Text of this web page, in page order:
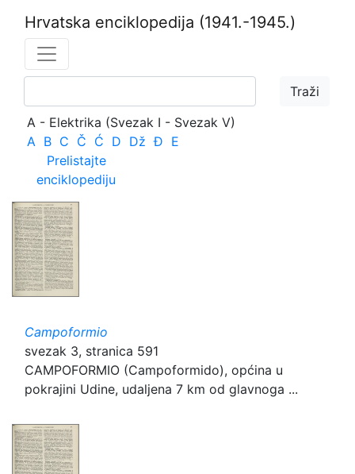
Hrvatska enciklopedija (1941.-1945.)
A - Elektrika (Svezak I - Svezak V)
A B C Č Ć D Dž Đ E
Prelistajte
enciklopediju
Campoformio
svezak 3, stranica 591
CAMPOFORMIO (Campoformido), općina u
pokrajini Udine, udaljena 7 km od glavnoga ...